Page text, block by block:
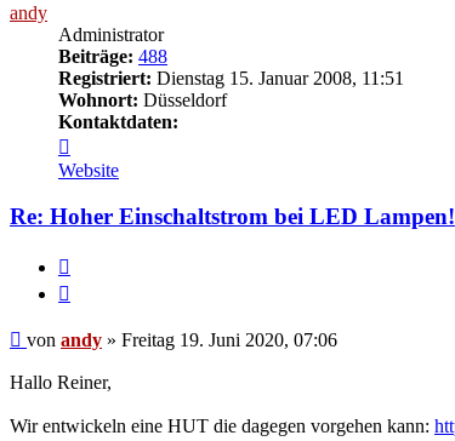
andy
Administrator
Beiträge: 488
Registriert: Dienstag 15. Januar 2008, 11:51
Wohnort: Düsseldorf
Kontaktdaten:
von
andy
Website
Re: Hoher Einschaltstrom bei LED Lampen!
Beitrag
von andy » Freitag 19. Juni 2020, 07:06
Hallo Reiner,
Wir entwickeln eine HUT die dagegen vorgehen kann: